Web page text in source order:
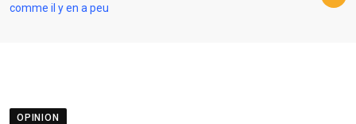
comme il y en a peu
OPINION